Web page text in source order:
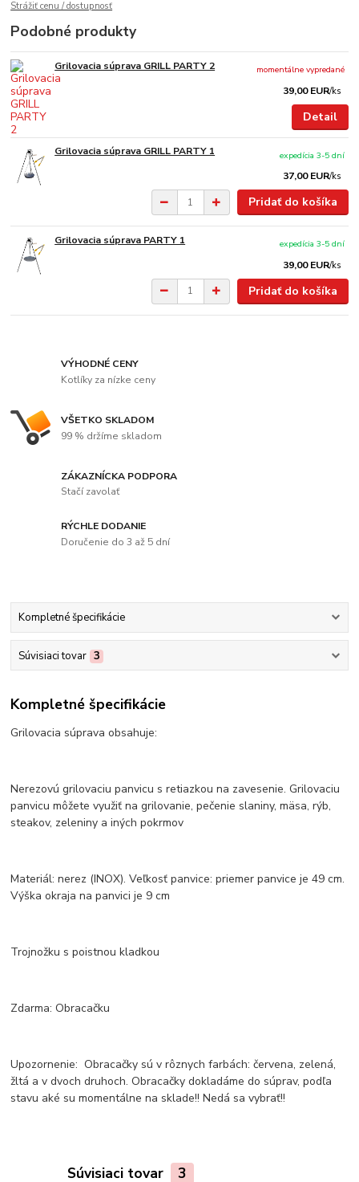
Strážiť cenu / dostupnosť
Podobné produkty
Grilovacia súprava GRILL PARTY 2
39,00 EUR/ks
momentálne vypredané
Detail
Grilovacia súprava GRILL PARTY 1
37,00 EUR/ks
expedícia 3-5 dní
Pridať do košíka
Grilovacia súprava PARTY 1
39,00 EUR/ks
expedícia 3-5 dní
Pridať do košíka
VÝHODNÉ CENY
Kotlíky za nízke ceny
VŠETKO SKLADOM
99 % držíme skladom
ZÁKAZNÍCKA PODPORA
Stačí zavolať
RÝCHLE DODANIE
Doručenie do 3 až 5 dní
Kompletné špecifikácie
Súvisiaci tovar 3
Kompletné špecifikácie
Grilovacia súprava obsahuje:
Nerezovú grilovaciu panvicu s retiazkou na zavesenie. Grilovaciu
panvicu môžete využiť na grilovanie, pečenie slaniny, mäsa, rýb,
steakov, zeleniny a iných pokrmov
Materiál: nerez (INOX). Veľkosť panvice: priemer panvice je 49 cm.
Výška okraja na panvici je 9 cm
Trojnožku s poistnou kladkou
Zdarma: Obracačku
Upozornenie: Obracačky sú v rôznych farbách: červena, zelená,
žltá a v dvoch druhoch. Obracačky dokladáme do súprav, podľa
stavu aké su momentálne na sklade!! Nedá sa vybrať!!
Súvisiaci tovar 3